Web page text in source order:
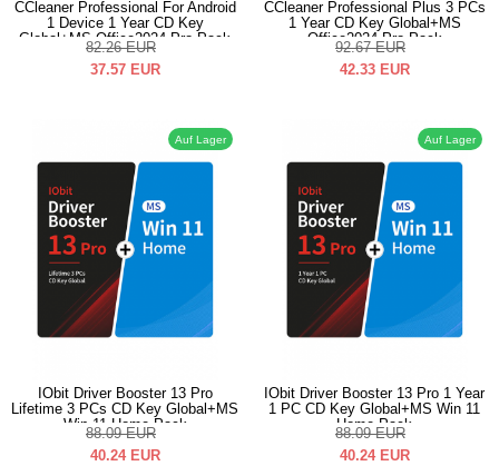
CCleaner Professional For Android
1 Device 1 Year CD Key
Global+MS Office2024 Pro Pack
82.26 EUR
37.57 EUR
CCleaner Professional Plus 3 PCs
1 Year CD Key Global+MS
Office2024 Pro Pack
92.67 EUR
42.33 EUR
Auf Lager
IObit Driver Booster 13 Pro
Lifetime 3 PCs CD Key Global+MS
Win 11 Home Pack
88.09 EUR
40.24 EUR
Auf Lager
IObit Driver Booster 13 Pro 1 Year
1 PC CD Key Global+MS Win 11
Home Pack
88.09 EUR
40.24 EUR